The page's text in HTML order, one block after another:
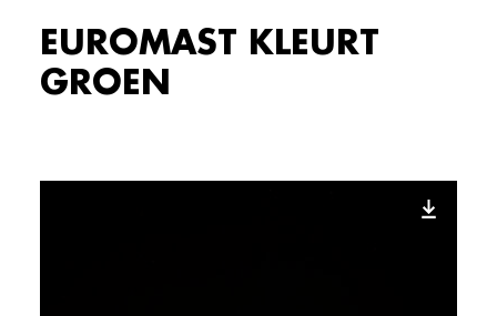
EUROMAST KLEURT
GROEN